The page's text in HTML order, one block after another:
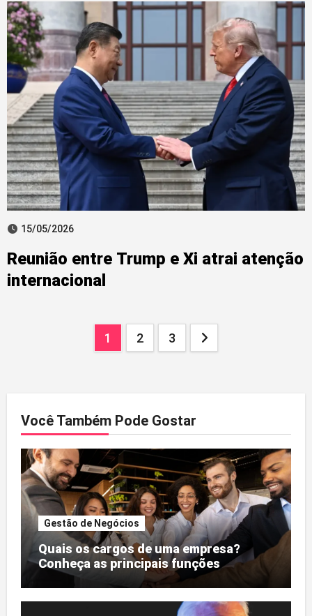
15/05/2026
Reunião entre Trump e Xi atrai atenção
internacional
Paginação
1 2 3
Você Também Pode Gostar
Gestão de Negócios
Quais os cargos de uma empresa?
Conheça as principais funções